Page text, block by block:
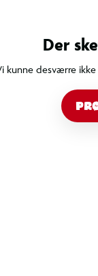
Der
kunne desværre